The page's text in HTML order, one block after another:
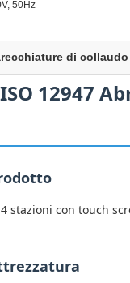
50Hz
di
ISO 12947
stazioni con touch